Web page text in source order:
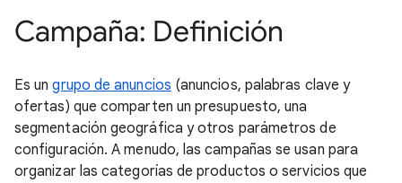
Campaña: Definición
Es ungrupo de anuncios (anuncios, palabras clave y
ofertas) que comparten un presupuesto, una
segmentación geográfica y otros parámetros de
configuración. A menudo, las campañas se usan para
organizar las categorías de productos o servicios que